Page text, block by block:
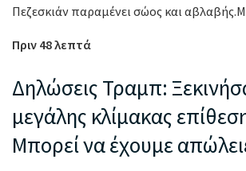
Πεζεσκιάν παραμένει σώος και
Πριν 48 λεπτά
Δηλώσεις Τραμπ:
μεγάλης κλίμακας
Μπορεί να έχουμε